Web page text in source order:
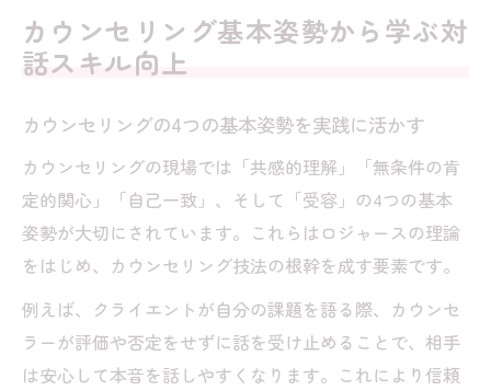
カウンセリング基本姿勢から学ぶ対
話スキル向上
カウンセリングの4つの基本姿勢を実践に活かす
カウンセリングの現場では「共感的理解」「無条件の肯
定的関心」「自己一致」、そして「受容」の4つの基本
姿勢が大切にされています。これらはロジャースの理論
をはじめ、カウンセリング技法の根幹を成す要素です。
例えば、クライエントが自分の課題を語る際、カウンセ
ラーが評価や否定をせずに話を受け止めることで、相手
は安心して本音を話しやすくなります。これにより信頼